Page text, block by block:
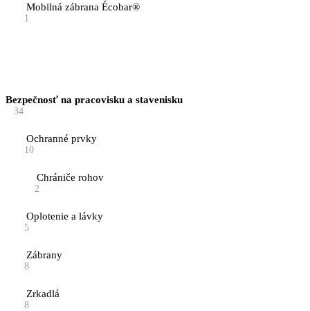
Mobilná zábrana Écobar®
1
Bezpečnosť na pracovisku a stavenisku
34
Ochranné prvky
10
Chrániče rohov
2
Oplotenie a lávky
5
Zábrany
8
Zrkadlá
8